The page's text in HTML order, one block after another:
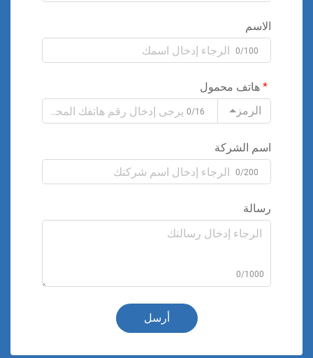
الاسم
0/100
هاتف محمول
الرمز
0/16
اسم الشركة
0/200
رسالة
0/1000
أرسل